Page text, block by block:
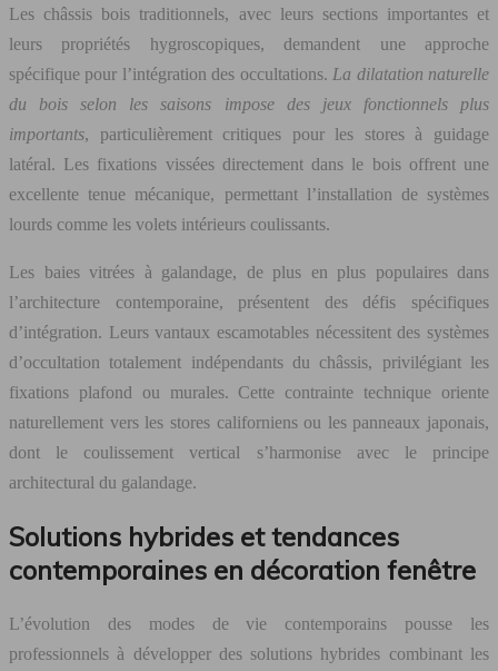
Les châssis bois traditionnels, avec leurs sections importantes et
leurs propriétés hygroscopiques, demandent une approche
spécifique pour l’intégration des occultations. La dilatation naturelle
du bois selon les saisons impose des jeux fonctionnels plus
importants, particulièrement critiques pour les stores à guidage
latéral. Les fixations vissées directement dans le bois offrent une
excellente tenue mécanique, permettant l’installation de systèmes
lourds comme les volets intérieurs coulissants.
Les baies vitrées à galandage, de plus en plus populaires dans
l’architecture contemporaine, présentent des défis spécifiques
d’intégration. Leurs vantaux escamotables nécessitent des systèmes
d’occultation totalement indépendants du châssis, privilégiant les
fixations plafond ou murales. Cette contrainte technique oriente
naturellement vers les stores californiens ou les panneaux japonais,
dont le coulissement vertical s’harmonise avec le principe
architectural du galandage.
Solutions hybrides et tendances
contemporaines en décoration fenêtre
L’évolution des modes de vie contemporains pousse les
professionnels à développer des solutions hybrides combinant les